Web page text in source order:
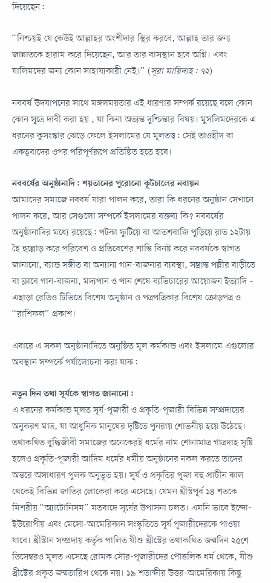
দিয়েছেন:
“নিশ্চয়ই যে কেউই আল্লাহর অংশীদার স্থির করবে, আল্লাহ তার জন্য
জান্নাতকে হারাম করে দিয়েছেন, আর তার বাসস্থান হবে অগ্নি। এবং
যালিমদের জন্য কোন সাহায্যকারী নেই।” (সূরা মায়িদাহ: ৭২)
নববর্ষ উদযাপনের সাথে মঙ্গলময়তার এই ধারণার সম্পর্ক রয়েছে বলে কোন
কোন সূত্রে দাবী করা হয় , যা কিনা অত্যন্ত দুশ্চিন্তার বিষয়। মুসলিমদেরকে এ
ধরনের কুসংস্কার ঝেড়ে ফেলে ইসলামের যে মূলতত্ত্ব: সেই তাওহীদ বা
একত্ববাদের ওপর পরিপূর্ণরূপে প্রতিষ্ঠিত হতে হবে।
নববর্ষের অনুষ্ঠানাদি: শয়তানের পুরোনো কূটচালের নবায়ন
আমাদের সমাজে নববর্ষ যারা পালন করে, তারা কি ধরনের অনুষ্ঠান সেখানে
পালন করে, আর সেগুলো সম্পর্কে ইসলামের বক্তব্য কি? নববর্ষের
অনুষ্ঠানাদির মধ্যে রয়েছে: পটকা ফুটিয়ে বা আতশবাজি পুড়িয়ে রাত ১২টায়
হৈ হুল্লোড় করে পরিবেশ ও প্রতিবেশের শান্তি বিনষ্ট করে নববর্ষকে স্বাগত
জানানো, ব্যান্ড সঙ্গীত বা অন্যান্য গান-বাজনার ব্যবস্থা, সম্ভ্রান্ত পল্লীর বাড়ীতে
বা ক্লাবে গান-বাজনা, মদ্যপান ও পান শেষে ব্যভিচারের আয়োজন ইত্যাদি –
এছাড়া রেডিও টিভিতে বিশেষ অনুষ্ঠান ও পত্রপত্রিকার বিশেষ ক্রোড়পত্র ও
“রাশিফল” প্রকাশ।
এবারে এ সকল অনুষ্ঠানাদিতে অনুষ্ঠিত মূল কর্মকান্ড এবং ইসলামে এগুলোর
অবস্থান সম্পর্কে পর্যালোচনা করা যাক:
নতুন দিন তথা সূর্যকে স্বাগত জানানো:
এ ধরনের কর্মকান্ড মূলত সূর্য-পূজারী ও প্রকৃতি-পূজারী বিভিন্ন সম্প্রদায়ের
অনুকরণ মাত্র, যা আধুনিক মানুষের দৃষ্টিতে পুনরায় শোভনীয় হয়ে উঠেছে।
তথাকথিত বুদ্ধিজীবী সমাজের অনেকেরই ধর্মের নাম শোনামাত্র গাত্রদাহ সৃষ্টি
হলেও প্রকৃতি-পূজারী আদিম ধর্মের ধর্মীয় অনুষ্ঠানের নকল করতে তাদের
অন্তরে অসাধারণ পুলক অনুভূত হয়। সূর্য ও প্রকৃতির পূজা বহু প্রাচীন কাল
থেকেই বিভিন্ন জাতির লোকেরা করে এসেছে। যেমন খ্রীস্টপূর্ব ১৪ শতকে
মিশরীয় “অ্যাটোনিসম” মতবাদে সূর্যের উপাসনা চলত। এমনি ভাবে ইন্দো-
ইউরোপীয় এবং মেসো-আমেরিকান সংস্কৃতিতে সূর্য পূজারীদেরকে পাওয়া
যাবে। খ্রীস্টান সম্প্রদায় কর্তৃক পালিত যীশু খ্রীস্টের তথাকথিত জন্মদিন ২৫শে
ডিসেম্বরও মূলত এসেছে রোমক সৌর-পূজারীদের পৌত্তলিক ধর্ম থেকে, যীশু
খ্রীস্টের প্রকৃত জন্মতারিখ থেকে নয়। ১৯ শতাব্দীর উত্তর-আমেরিকায় কিছু